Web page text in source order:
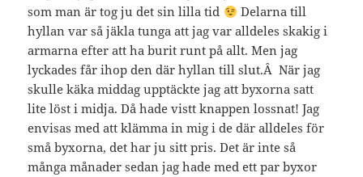
som man är tog ju det sin lilla tid
Delarna till
hyllan var så jäkla tunga att jag var alldeles skakig i
armarna efter att ha burit runt på allt. Men jag
lyckades får ihop den där hyllan till slut.Â När jag
skulle käka middag upptäckte jag att byxorna satt
lite löst i midja. Då hade vistt knappen lossnat! Jag
envisas med att klämma in mig i de där alldeles för
små byxorna, det har ju sitt pris. Det är inte så
många månader sedan jag hade med ett par byxor